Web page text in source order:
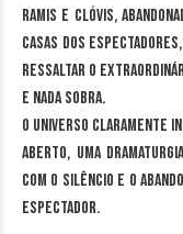
Ramis e Clóvis,
casas dos
ressaltar o
e nada sobra.
O universo claramente
aberto, uma
com o silêncio e o
espectador.